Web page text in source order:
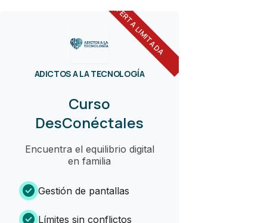
OFERTA LIMITADA
ADICTOS A LA TECNOLOGÍA
Curso
DesConéctales
Encuentra el equilibrio digital
en familia
check_circle Gestión de pantallas
check_circle Límites sin conflictos